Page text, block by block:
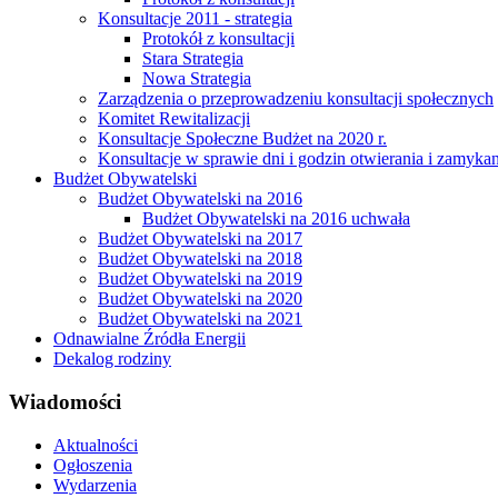
Konsultacje 2011 - strategia
Protokół z konsultacji
Stara Strategia
Nowa Strategia
Zarządzenia o przeprowadzeniu konsultacji społecznych
Komitet Rewitalizacji
Konsultacje Społeczne Budżet na 2020 r.
Konsultacje w sprawie dni i godzin otwierania i
Budżet Obywatelski
Budżet Obywatelski na 2016
Budżet Obywatelski na 2016 uchwała
Budżet Obywatelski na 2017
Budżet Obywatelski na 2018
Budżet Obywatelski na 2019
Budżet Obywatelski na 2020
Budżet Obywatelski na 2021
Odnawialne Źródła Energii
Dekalog rodziny
Wiadomości
Aktualności
Ogłoszenia
Wydarzenia